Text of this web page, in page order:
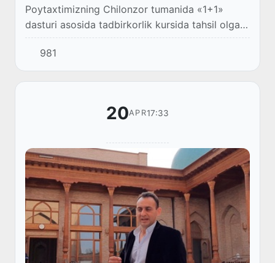
Poytaxtimizning Chilonzor tumanida «1+1»
dasturi asosida tadbirkorlik kursida tahsil olgan
bir guruh fuqarolarga maxsus yo‘o‘lanmalar
traqdim etildi.
981
20APR17:33